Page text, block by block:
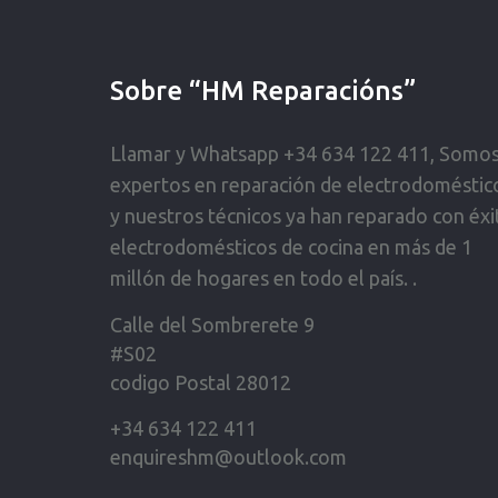
Sobre “HM Reparacións”
Llamar y Whatsapp +34 634 122 411,
expertos en reparación de
y nuestros técnicos ya han reparado con
electrodomésticos de cocina en más de 1
millón de hogares en todo el país. .
Calle del Sombrerete 9
#S02
codigo Postal 28012
+34 634 122 411
enquireshm@outlook.com